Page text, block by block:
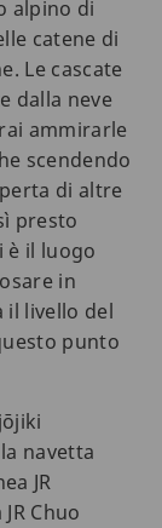
alpino di
catene di
Le cascate
dalla neve
ammirarle
scendendo
di altre
presto
è il luogo
in
il livello del
punto
navetta
JR
Chuo